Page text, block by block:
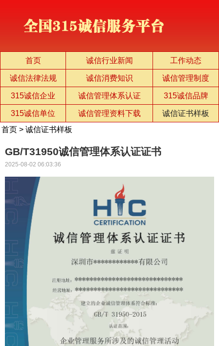
首页 诚信行业新闻 工作动态
诚信法律法规 诚信消费知识 诚信管理制度
315诚信企业 诚信管理体系认证 315诚信品牌
315诚信单位 诚信管理资料下载
诚信证书样板
首页 > 诚信证书样板
GB/T31950诚信管理体系认证证书
2025-08-02 06:03:36